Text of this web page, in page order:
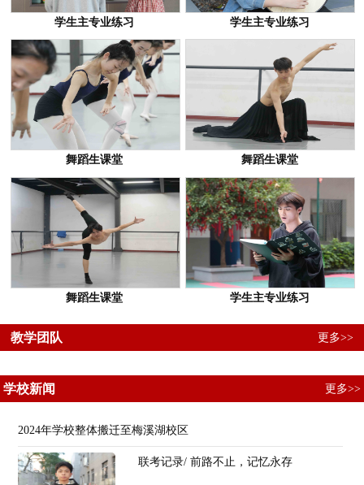
学生主专业练习 学生主专业练习
舞蹈生课堂 舞蹈生课堂
舞蹈生课堂 学生主专业练习
教学团队 更多>>
学校新闻 更多>>
2024年学校整体搬迁至梅溪湖校区
联考记录/ 前路不止，记忆永存